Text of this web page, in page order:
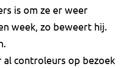
is om ze er weer
week, zo beweert hij.
al controleurs op bezoek